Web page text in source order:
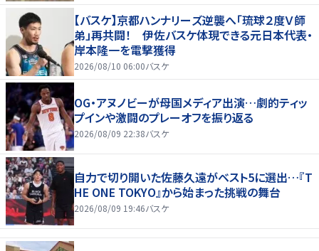
【バスケ】京都ハンナリーズ逆襲へ「琉球２度Ｖ師
弟」再共闘！ 伊佐バスケ体現できる元日本代表・
岸本隆一を電撃獲得
2026/08/10 06:00バスケ
OG・アヌノビーが母国メディア出演…劇的ティッ
プインや激闘のプレーオフを振り返る
2026/08/09 22:38バスケ
自力で切り開いた佐藤久遠がベスト5に選出…『T
HE ONE TOKYO』から始まった挑戦の舞台
2026/08/09 19:46バスケ